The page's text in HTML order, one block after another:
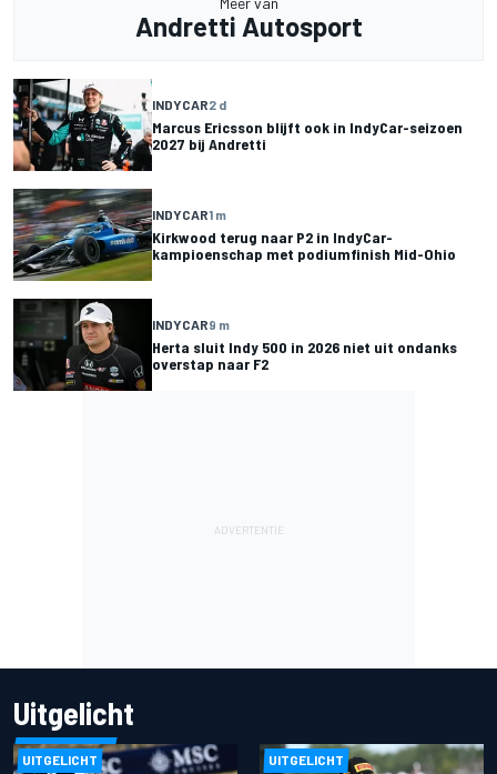
Andretti Autosport
INDYCAR2 d
Marcus Ericsson blijft ook in IndyCar-seizoen
2027 bij Andretti
INDYCAR1 m
Kirkwood terug naar P2 in IndyCar-
kampioenschap met podiumfinish Mid-Ohio
INDYCAR9 m
Herta sluit Indy 500 in 2026 niet uit ondanks
overstap naar F2
Uitgelicht
UITGELICHT UITGELICHT